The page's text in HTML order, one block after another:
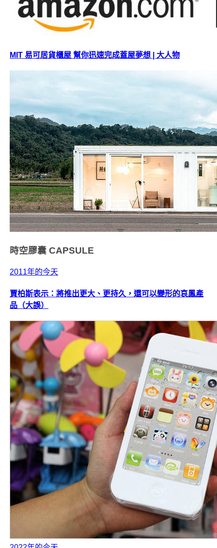
MIT 易可居貨櫃屋 幫你迅速完成蓋屋夢想 | 大人物
時空膠囊 CAPSULE
2011年的今天
賈柏斯表示：將推出更大、更持久，還可以變形的哀鳳產
品（大誤）